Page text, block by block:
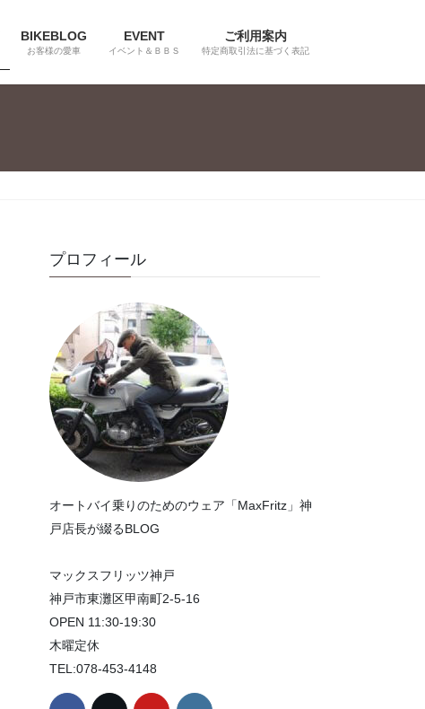
BIKEBLOG
お客様の愛車
EVENT
イベント＆ＢＢＳ
ご利用案内
特定商取引法に基づく表記
プロフィール
オートバイ乗りのためのウェア「MaxFritz」神
戸店長が綴るBLOG
マックスフリッツ神戸
神戸市東灘区甲南町2-5-16
OPEN 11:30-19:30
木曜定休
TEL:078-453-4148